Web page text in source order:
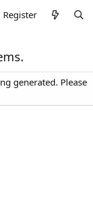
Register
generated. Please